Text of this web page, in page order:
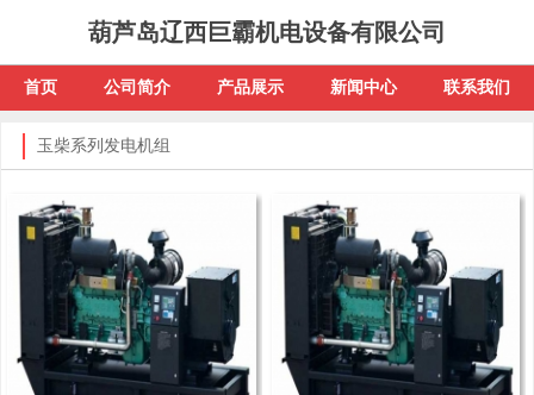
葫芦岛辽西巨霸机电设备有限公司
首页 公司简介 产品展示 新闻中心 联系我们
玉柴系列发电机组